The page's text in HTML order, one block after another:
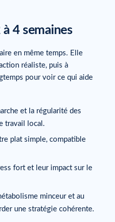
à 4 semaines
en même temps. Elle
réaliste, puis à
pour voir ce qui aide
et la régularité des
travail local.
plat simple, compatible
fort et leur impact sur le
minceur et au
une stratégie cohérente.